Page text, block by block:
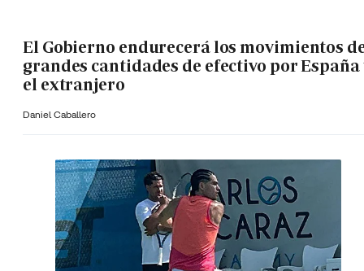
El Gobierno endurecerá los movimientos
grandes cantidades de efectivo por España
el extranjero
Daniel Caballero